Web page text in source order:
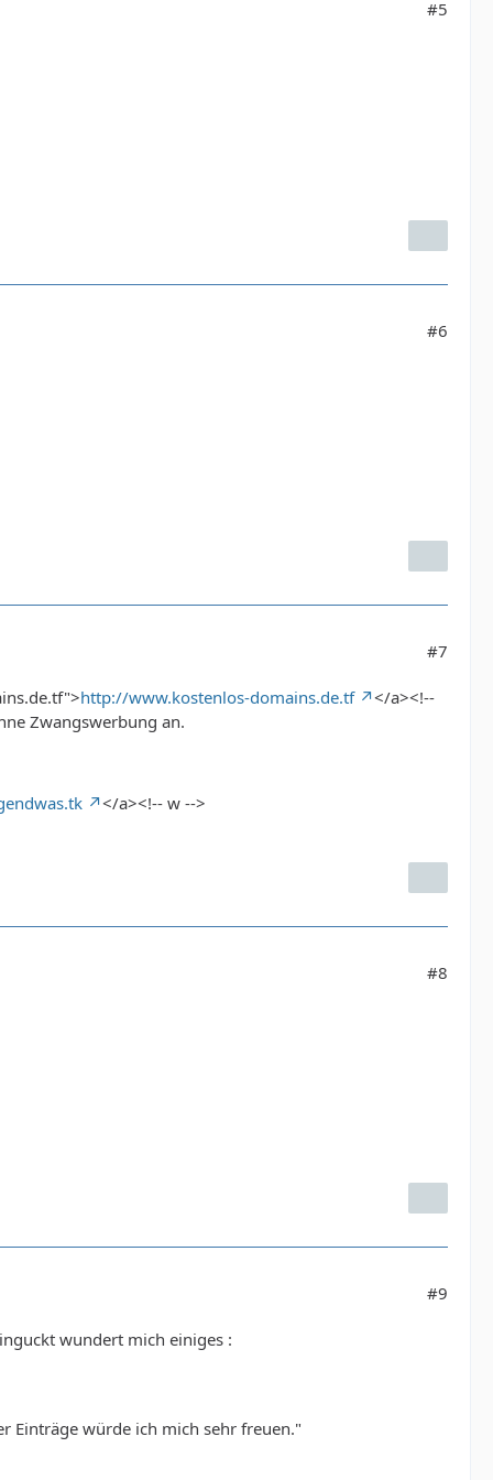
#5
#6
#7
http://www.kostenlos-domains.de.tf
</a><!--
Zwangswerbung an.
</a><!-- w -->
#8
#9
wundert mich einiges :
Einträge würde ich mich sehr freuen."